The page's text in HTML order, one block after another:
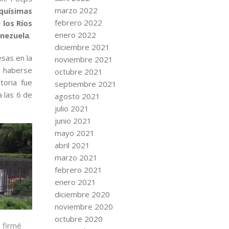
Ríos
.
en la
fue
las 6 de
firmé
marzo 2022
febrero 2022
enero 2022
diciembre 2021
noviembre 2021
octubre 2021
septiembre 2021
agosto 2021
julio 2021
junio 2021
mayo 2021
abril 2021
marzo 2021
febrero 2021
enero 2021
diciembre 2020
noviembre 2020
octubre 2020